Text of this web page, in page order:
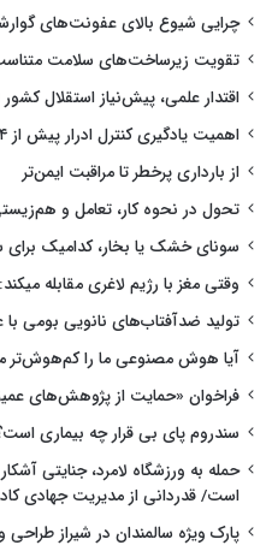
چرایی شیوع بالای عفونت‌های
تقویت زیرساخت‌های سلامت متناسب
اقتدار علمی، پیش‌نیاز استقلال
اهمیت یادگیری کنترل ادرار پیش از ۴ سالگی
از بارداری پرخطر تا مراقبت ایمن‌تر
تحول در نحوه کار، تعامل و
سونای خشک یا بخار، کدامیک
وقتی مغز با رژیم لاغری مقابله
تولید ضدآفتاب‌های نانویی بومی با
آیا هوش مصنوعی ما را کم‌هوش‌تر
فراخوان «حمایت از پژوهش‌های
سندروم پای بی قرار چه بیماری
حمله به ورزشگاه لامرد، جنایتی
است/ قدردانی از مدیریت جهادی
پارک ویژه سالمندان در شیراز